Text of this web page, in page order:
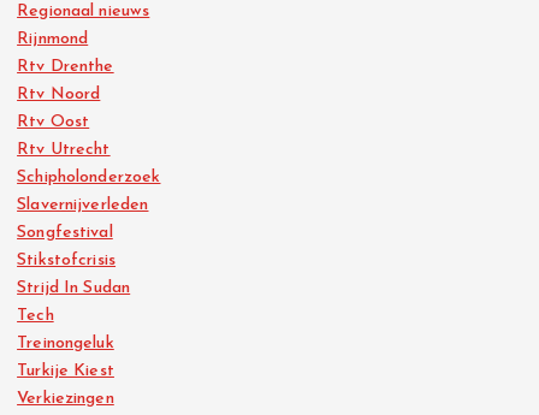
Regionaal nieuws
Rijnmond
Rtv Drenthe
Rtv Noord
Rtv Oost
Rtv Utrecht
Schipholonderzoek
Slavernijverleden
Songfestival
Stikstofcrisis
Strijd In Sudan
Tech
Treinongeluk
Turkije Kiest
Verkiezingen